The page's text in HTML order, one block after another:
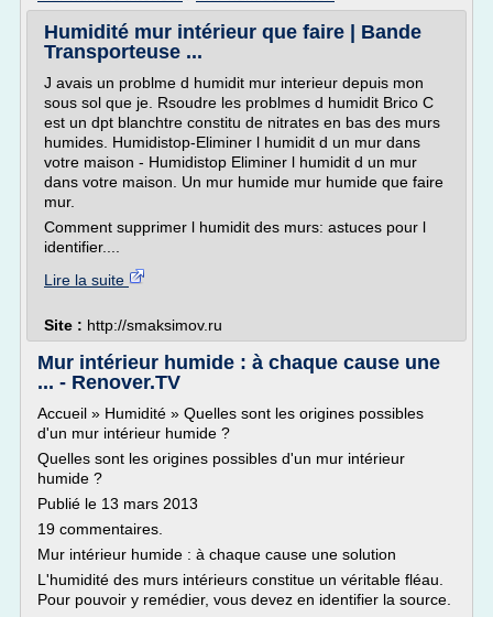
Humidité mur intérieur que faire | Bande
Transporteuse ...
J avais un problme d humidit mur interieur depuis mon
sous sol que je. Rsoudre les problmes d humidit Brico C
est un dpt blanchtre constitu de nitrates en bas des murs
humides. Humidistop-Eliminer l humidit d un mur dans
votre maison - Humidistop Eliminer l humidit d un mur
dans votre maison. Un mur humide mur humide que faire
mur.
Comment supprimer l humidit des murs: astuces pour l
identifier....
Lire la suite
Site : http://smaksimov.ru
Mur intérieur humide : à chaque cause une
... - Renover.TV
Accueil » Humidité » Quelles sont les origines possibles
d'un mur intérieur humide ?
Quelles sont les origines possibles d'un mur intérieur
humide ?
Publié le 13 mars 2013
19 commentaires.
Mur intérieur humide : à chaque cause une solution
L'humidité des murs intérieurs constitue un véritable fléau.
Pour pouvoir y remédier, vous devez en identifier la source.